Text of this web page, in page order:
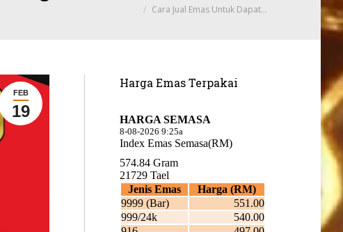
Cara Jual Emas Untuk Dapat…
FEB
19
Harga Emas Terpakai